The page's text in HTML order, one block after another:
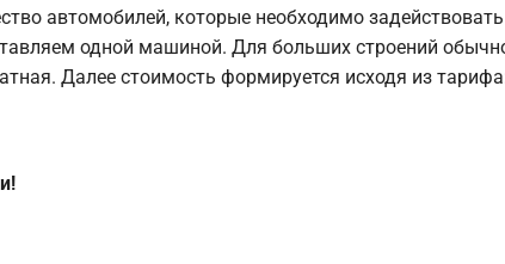
автомобилей, которые необходимо
одной машиной. Для больших строений
Далее стоимость формируется исходя из